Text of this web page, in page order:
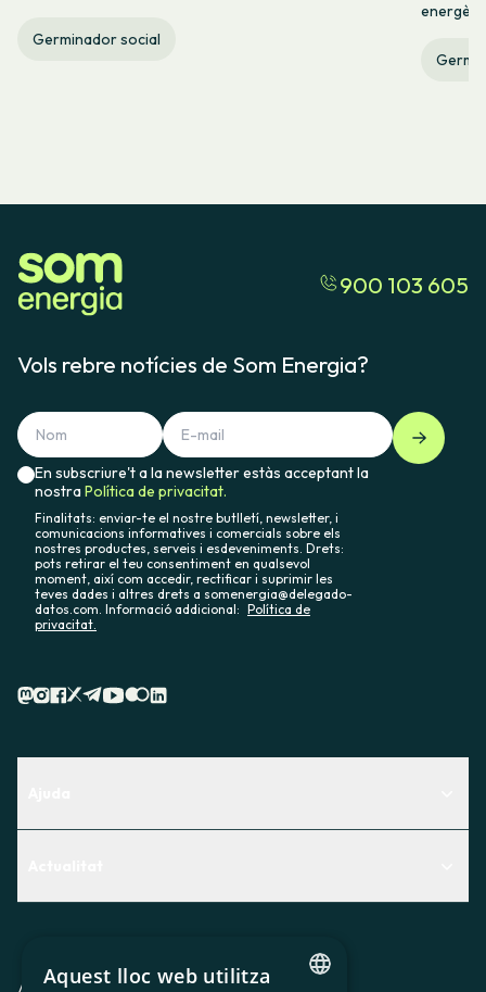
Germinador social
900 103 605
Vols rebre notícies de Som Energia?
En subscriure't a la newsletter estàs acceptant la
nostraPolítica de privacitat.
Finalitats: enviar-te el nostre butlletí, newsletter, i
comunicacions informatives i comercials sobre els
nostres productes, serveis i esdeveniments. Drets:
pots retirar el teu consentiment en qualsevol
moment, així com accedir, rectificar i suprimir les
teves dades i altres drets a somenergia@delegado-
datos.com. Informació addicional: Política de
privacitat.
Aquest lloc web utilitza